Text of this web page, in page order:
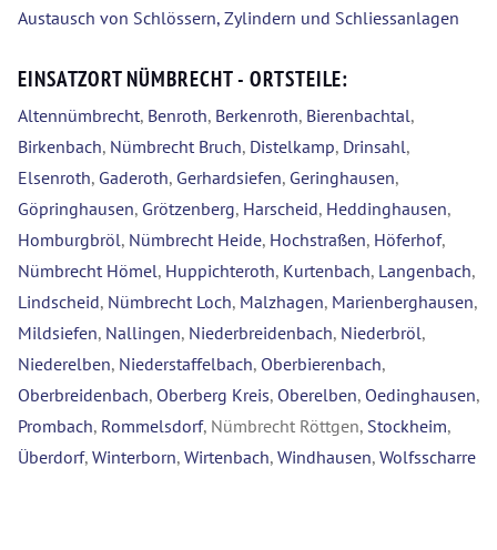
Austausch von Schlössern, Zylindern und Schliessanlagen
EINSATZORT NÜMBRECHT - ORTSTEILE:
Altennümbrecht, Benroth, Berkenroth, Bierenbachtal,
Birkenbach, Nümbrecht Bruch, Distelkamp, Drinsahl,
Elsenroth, Gaderoth, Gerhardsiefen, Geringhausen,
Göpringhausen, Grötzenberg, Harscheid, Heddinghausen,
Homburgbröl, Nümbrecht Heide, Hochstraßen, Höferhof,
Nümbrecht Hömel, Huppichteroth, Kurtenbach, Langenbach,
Lindscheid, Nümbrecht Loch, Malzhagen, Marienberghausen,
Mildsiefen, Nallingen, Niederbreidenbach, Niederbröl,
Niederelben, Niederstaffelbach, Oberbierenbach,
Oberbreidenbach, Oberberg Kreis, Oberelben, Oedinghausen,
Prombach, Rommelsdorf, Nümbrecht Röttgen, Stockheim,
Überdorf, Winterborn, Wirtenbach, Windhausen, Wolfsscharre